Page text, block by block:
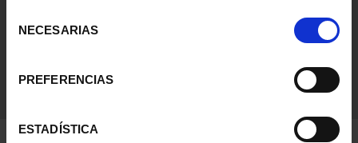
NECESARIAS
PREFERENCIAS
ESTADÍSTICA